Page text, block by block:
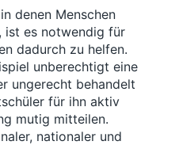
denen Menschen
ist es notwendig für
dadurch zu helfen.
unberechtigt eine
ungerecht behandelt
für ihn aktiv
mutig mitteilen.
nationaler und